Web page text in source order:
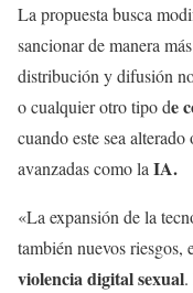
La propuesta busca
sancionar de manera
distribución y difusión
o cualquier otro tipo de
cuando este sea
avanzadas como la IA.
«La expansión de la
también nuevos riesgos,
violencia digital sexual.